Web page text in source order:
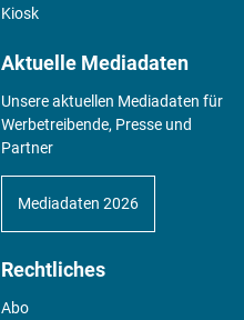
Kiosk
Aktuelle Mediadaten
Unsere aktuellen Mediadaten für
Werbetreibende, Presse und
Partner
Mediadaten 2026
Rechtliches
Abo